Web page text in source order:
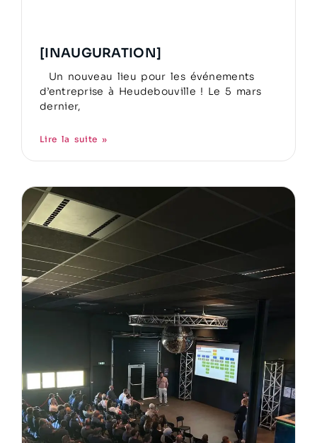
[INAUGURATION]
Un nouveau lieu pour les événements
d’entreprise à Heudebouville ! Le 5 mars
dernier,
Lire la suite »